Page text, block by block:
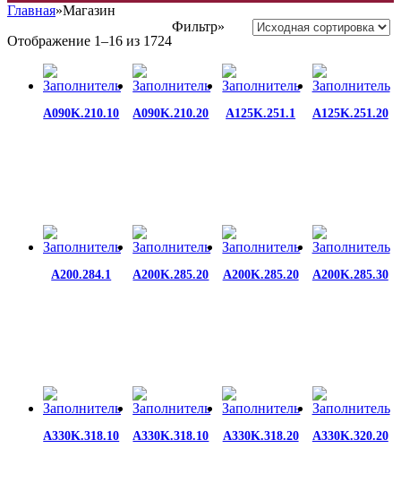
Главная»Магазин
Отображение 1–16 из 1724
Фильтр»
A090K.210.10 A090K.210.20 A125K.251.1 A125K.251.20
A200.284.1 A200K.285.20 A200K.285.20 A200K.285.30
A330K.318.10 A330K.318.10 A330K.318.20 A330K.320.20